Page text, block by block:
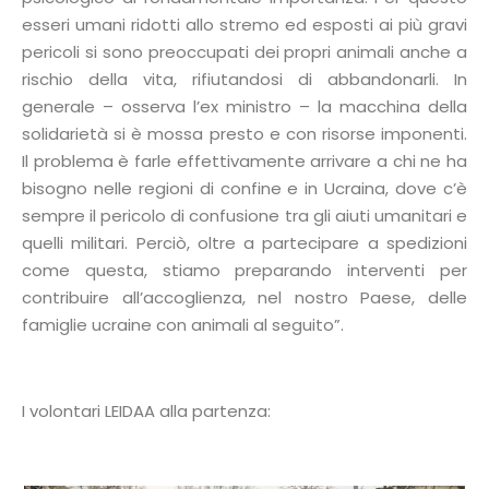
esseri umani ridotti allo stremo ed esposti ai più gravi
pericoli si sono preoccupati dei propri animali anche a
rischio della vita, rifiutandosi di abbandonarli. In
generale – osserva l’ex ministro – la macchina della
solidarietà si è mossa presto e con risorse imponenti.
Il problema è farle effettivamente arrivare a chi ne ha
bisogno nelle regioni di confine e in Ucraina, dove c’è
sempre il pericolo di confusione tra gli aiuti umanitari e
quelli militari. Perciò, oltre a partecipare a spedizioni
come questa, stiamo preparando interventi per
contribuire all’accoglienza, nel nostro Paese, delle
famiglie ucraine con animali al seguito”.
I volontari LEIDAA alla partenza: